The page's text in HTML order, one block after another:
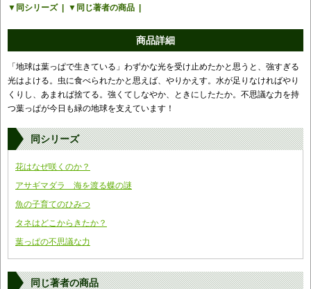
同シリーズ 同じ著者の商品
商品詳細
「地球は葉っぱで生きている」わずかな光を受け止めたかと思うと、強すぎる
光はよける。虫に食べられたかと思えば、やりかえす。水が足りなければやり
くりし、あまれば捨てる。強くてしなやか、ときにしたたか。 不思議な力を持
つ葉っぱが今日も緑の地球を支えています！
同シリーズ
花はなぜ咲くのか？
アサギマダラ 海を渡る蝶の謎
魚の子育てのひみつ
タネはどこからきたか？
葉っぱの不思議な力
同じ著者の商品